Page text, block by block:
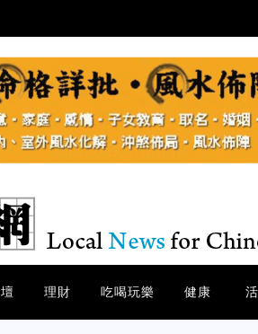
理財 吃喝玩樂 健康